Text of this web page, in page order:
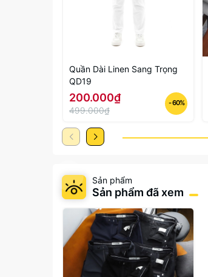
Quần Dài Linen Sang Trọng
QD19
200.000₫
499.000₫
- 60%
Sản phẩm
Sản phẩm đã xem